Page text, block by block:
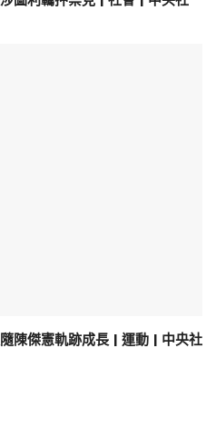
陳傑憲軌跡成長 | 運動 | 中央社